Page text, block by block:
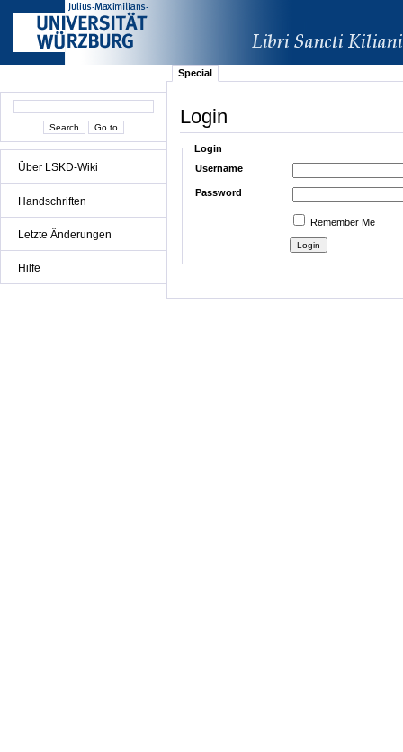
Über LSKD-Wiki
Handschriften
Letzte Änderungen
Hilfe
Special
Login
Login
Username
Password
Remember Me